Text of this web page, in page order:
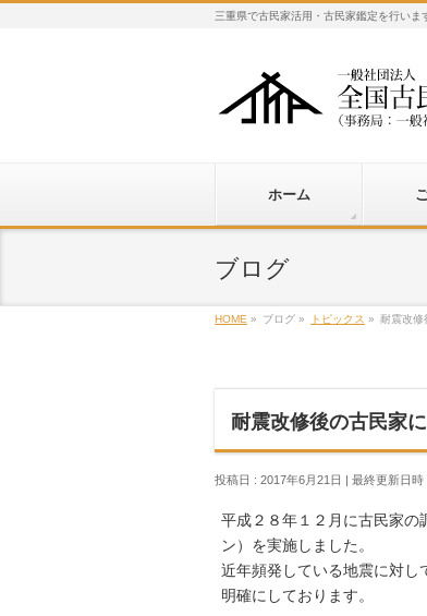
三重県で古民家活用・古民家鑑定を行いま
ホーム
ブログ
HOME » ブログ » トピックス » 耐震改修
耐震改修後の古民家
投稿日 : 2017年6月21日 最終更新日時
平成２８年１２月に古民家の
ン）を実施しました。
近年頻発している地震に対し
明確にしております。